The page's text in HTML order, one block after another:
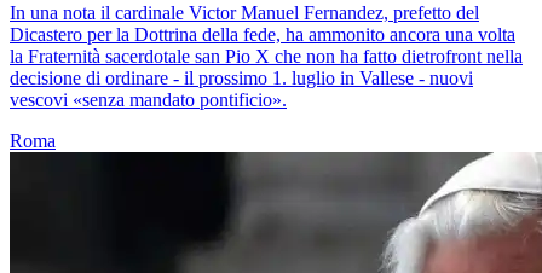
In una nota il cardinale Victor Manuel Fernandez, prefetto del
Dicastero per la Dottrina della fede, ha ammonito ancora una volta
la Fraternità sacerdotale san Pio X che non ha fatto dietrofront nella
decisione di ordinare - il prossimo 1. luglio in Vallese - nuovi
vescovi «senza mandato pontificio».
Roma